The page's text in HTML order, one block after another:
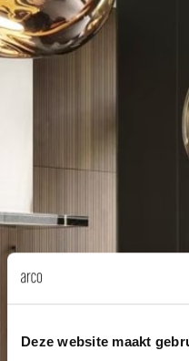
Deze website maakt
Collection